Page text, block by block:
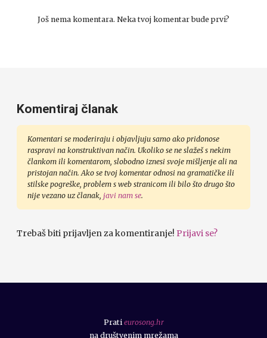
Još nema komentara. Neka tvoj komentar bude prvi?
Komentiraj članak
Komentari se moderiraju i objavljuju samo ako pridonose
raspravi na konstruktivan način. Ukoliko se ne slažeš s nekim
člankom ili komentarom, slobodno iznesi svoje mišljenje ali na
pristojan način. Ako se tvoj komentar odnosi na gramatičke ili
stilske pogreške, problem s web stranicom ili bilo što drugo što
nije vezano uz članak, javi nam se.
Trebaš biti prijavljen za komentiranje! Prijavi se?
Prati eurosong.hr
na društvenim mrežama